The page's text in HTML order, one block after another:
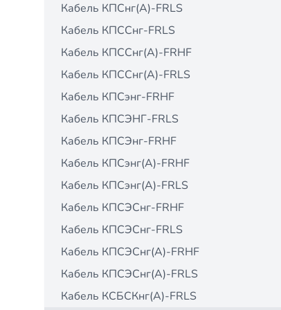
Кабель КПСнг(А)-FRLS
Кабель КПССнг-FRLS
Кабель КПССнг(А)-FRHF
Кабель КПССнг(А)-FRLS
Кабель КПСэнг-FRHF
Кабель КПСЭНГ-FRLS
Кабель КПСЭнг-FRНF
Кабель КПСэнг(А)-FRHF
Кабель КПСэнг(А)-FRLS
Кабель КПСЭСнг-FRHF
Кабель КПСЭСнг-FRLS
Кабель КПСЭСнг(А)-FRHF
Кабель КПСЭСнг(А)-FRLS
Кабель КСБCКнг(А)-FRLS